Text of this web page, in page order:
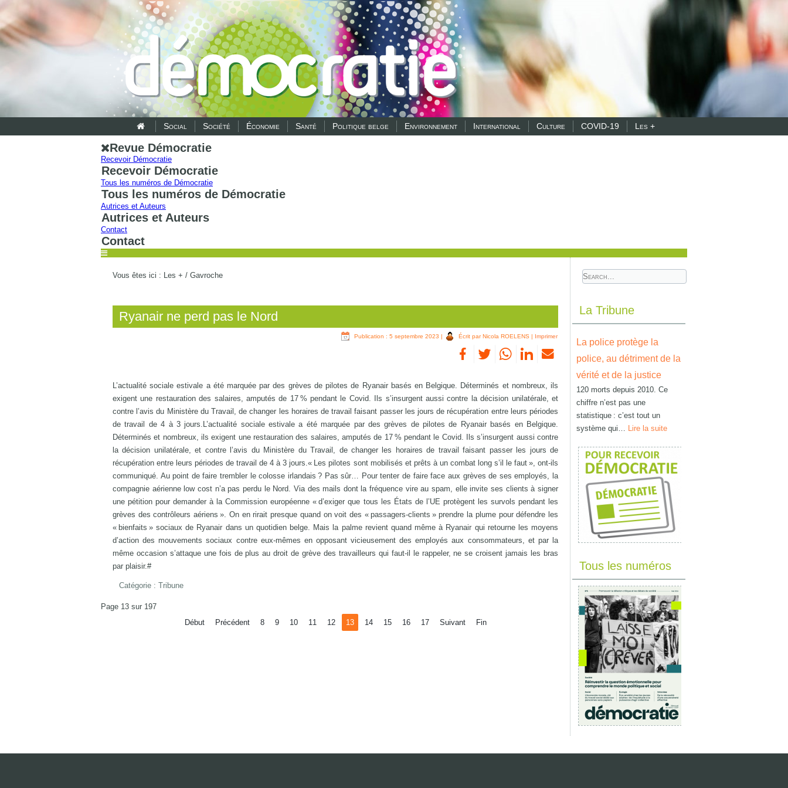
Social Société Économie Santé Politique belge Environnement International Culture COVID-19 Les +
Revue Démocratie
Recevoir Démocratie
Recevoir Démocratie
Tous les numéros de Démocratie
Tous les numéros de Démocratie
Autrices et Auteurs
Autrices et Auteurs
Contact
Contact
Vous êtes ici : Les + / Gavroche
Ryanair ne perd pas le Nord
Publication : 5 septembre 2023 | Écrit par Nicola ROELENS | Imprimer
L’actualité sociale estivale a été marquée par des grèves de pilotes de Ryanair basés en Belgique. Déterminés et nombreux, ils
exigent une restauration des salaires, amputés de 17 % pendant le Covid. Ils s’insurgent aussi contre la décision unilatérale, et
contre l’avis du Ministère du Travail, de changer les horaires de travail faisant passer les jours de récupération entre leurs périodes
de travail de 4 à 3 jours.L’actualité sociale estivale a été marquée par des grèves de pilotes de Ryanair basés en Belgique.
Déterminés et nombreux, ils exigent une restauration des salaires, amputés de 17 % pendant le Covid. Ils s’insurgent aussi contre
la décision unilatérale, et contre l’avis du Ministère du Travail, de changer les horaires de travail faisant passer les jours de
récupération entre leurs périodes de travail de 4 à 3 jours.« Les pilotes sont mobilisés et prêts à un combat long s’il le faut », ont-ils
communiqué. Au point de faire trembler le colosse irlandais ? Pas sûr… Pour tenter de faire face aux grèves de ses employés, la
compagnie aérienne low cost n’a pas perdu le Nord. Via des mails dont la fréquence vire au spam, elle invite ses clients à signer
une pétition pour demander à la Commission européenne « d’exiger que tous les États de l’UE protègent les survols pendant les
grèves des contrôleurs aériens ». On en rirait presque quand on voit des « passagers-clients » prendre la plume pour défendre les
« bienfaits » sociaux de Ryanair dans un quotidien belge. Mais la palme revient quand même à Ryanair qui retourne les moyens
d’action des mouvements sociaux contre eux-mêmes en opposant vicieusement des employés aux consommateurs, et par la
même occasion s’attaque une fois de plus au droit de grève des travailleurs qui faut-il le rappeler, ne se croisent jamais les bras
par plaisir.#
Catégorie : Tribune
Page 13 sur 197
Début
Précédent 8 9 10 11 12 13 14 15 16 17 Suivant Fin
La Tribune
La police protège la
police, au détriment de la
vérité et de la justice
120 morts depuis 2010. Ce
chiffre n’est pas une
statistique : c’est tout un
système qui… Lire la suite
Tous les numéros